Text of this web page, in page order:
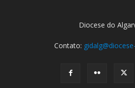
Diocese do
Contato: